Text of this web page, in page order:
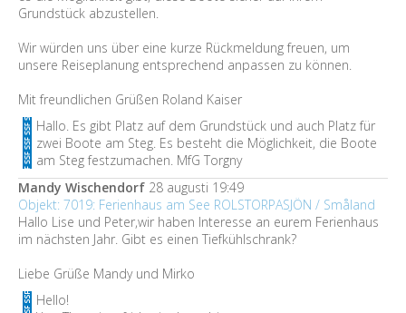
Grundstück abzustellen.
Wir würden uns über eine kurze Rückmeldung freuen, um
unsere Reiseplanung entsprechend anpassen zu können.
Mit freundlichen Grüßen Roland Kaiser
Hallo. Es gibt Platz auf dem Grundstück und auch Platz für
zwei Boote am Steg. Es besteht die Möglichkeit, die Boote
am Steg festzumachen. MfG Torgny
Mandy Wischendorf 28 augusti 19:49
Objekt: 7019: Ferienhaus am See ROLSTORPASJÖN / Småland
Hallo Lise und Peter,wir haben Interesse an eurem Ferienhaus
im nächsten Jahr. Gibt es einen Tiefkühlschrank?
Liebe Grüße Mandy und Mirko
Hello!